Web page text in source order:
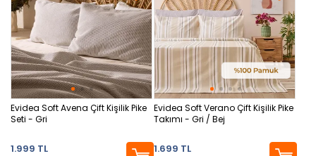
Evidea Soft Avena Çift Kişilik Pike
Seti - Gri
1.999 TL
Evidea Soft Verano Çift Kişilik Pike
Takımı - Gri / Bej
1.699 TL